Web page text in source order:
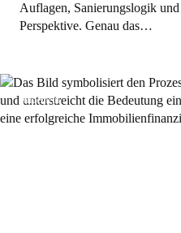
Auflagen, Sanierungslogik
Perspektive. Genau das…
Allgemein